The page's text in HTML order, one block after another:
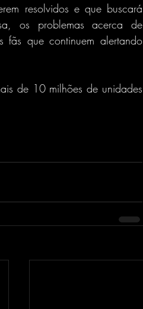
resolvidos e que buscará
os problemas acerca de
que continuem alertando
de 10 milhões de unidades